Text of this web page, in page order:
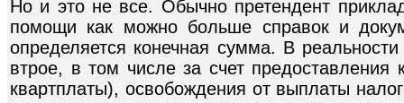
Но и это не все. Обычно претендент
помощи как можно больше справок и
определяется конечная сумма. В
втрое, в том числе за счет предоставления
квартплаты), освобождения от выплаты